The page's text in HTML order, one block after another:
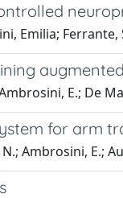
Emilia; Ferrante,
E.; De
for arm
Ambrosini, E.;